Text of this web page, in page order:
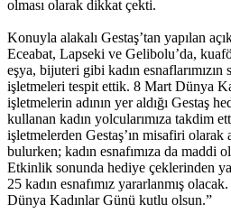
olması olarak dikkat çekti.
Konuyla alakalı Gestaş’tan yapılan
Eceabat, Lapseki ve Gelibolu’da,
eşya, bijuteri gibi kadın
işletmeleri tespit ettik. 8 Mart Dünya
işletmelerin adının yer aldığı Gestaş
kullanan kadın yolcularımıza takdim
işletmelerden Gestaş’ın misafiri olarak
bulurken; kadın esnafımıza da maddi
Etkinlik sonunda hediye çeklerinden
25 kadın esnafımız yararlanmış
Dünya Kadınlar Günü kutlu olsun.”